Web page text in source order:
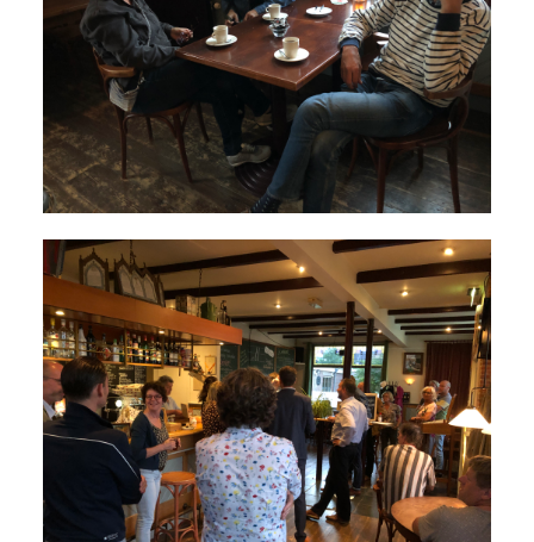
2023-05-31: Digitaliserings-Vouchers
Notulen ALV 2023
Na 13 Jaar: Hugo Choufour Stopt Als
Save The Date: 13 April 2023
Eerste Zoeterwoudse
Ledendag 2022: Nieuw Begin
ALV 2022 - Notulen
Oplichters Benaderen OVZ